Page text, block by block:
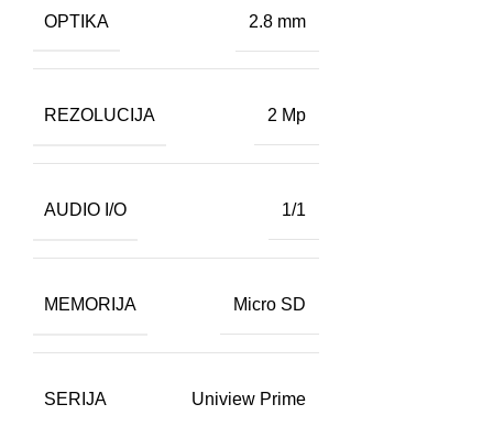
OPTIKA 2.8 mm
REZOLUCIJA 2 Mp
AUDIO I/O 1/1
MEMORIJA Micro SD
SERIJA Uniview Prime